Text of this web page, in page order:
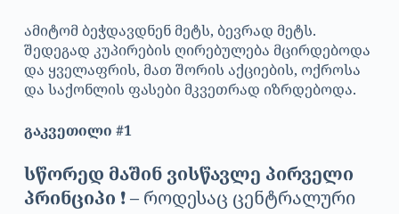
ამიტომ ბეჭდავდნენ მეტს, ბევრად მეტს.
შედეგად კუპირების ღირებულება მცირდებოდა
და ყველაფრის, მათ შორის აქციების, ოქროსა
და საქონლის ფასები მკვეთრად იზრდებოდა.
გაკვეთილი #1
სწორედ მაშინ ვისწავლე პირველი
პრინციპი ❗ – როდესაც ცენტრალური